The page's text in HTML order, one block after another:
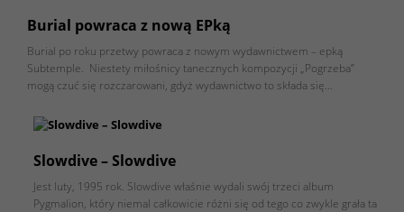
Burial powraca z nową EPką
Burial po roku przetwy powraca z nowym wydawnictwem – epką
Subtemple. Niestety miłośnicy tanecznych kompozycji „Pogrzeba”
mogą czuć się rozczarowani, gdyż wydawnictwo to składa się…
Slowdive – Slowdive
Jest luty, 1995 rok. Slowdive właśnie wydali swój trzeci album
Pygmalion, który niemal całkowicie różni się od tego co zwykle grała ta